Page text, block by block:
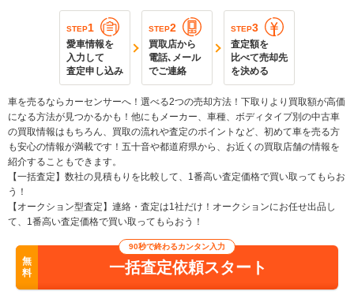
STEP1
愛車情報を
入力して
査定申し込み
STEP2
買取店から
電話､メール
でご連絡
STEP3
査定額を
比べて売却先
を決める
車を売るならカーセンサーへ！選べる2つの売却方法！下取りより買取額が高価
になる方法が見つかるかも！他にもメーカー、車種、ボディタイプ別の中古車
の買取情報はもちろん、買取の流れや査定のポイントなど、初めて車を売る方
も安心の情報が満載です！五十音や都道府県から、お近くの買取店舗の情報を
紹介することもできます。
【一括査定】数社の見積もりを比較して、1番高い査定価格で買い取ってもらお
う！
【オークション型査定】連絡・査定は1社だけ！オークションにお任せ出品し
て、1番高い査定価格で買い取ってもらおう！
無
料
90秒で終わるカンタン入力
一括査定依頼スタート